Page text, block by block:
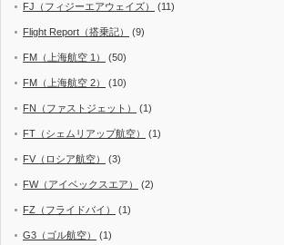
FJ（フィジーエアウェイズ） (11)
Flight Report（搭乗記） (9)
FM（上海航空 1） (50)
FM（上海航空 2） (10)
FN（ファストジェット） (1)
FT（シェムリアップ航空） (1)
FV（ロシア航空） (3)
FW（アイベックスエア） (2)
FZ（フライドバイ） (1)
G3（ゴル航空） (1)